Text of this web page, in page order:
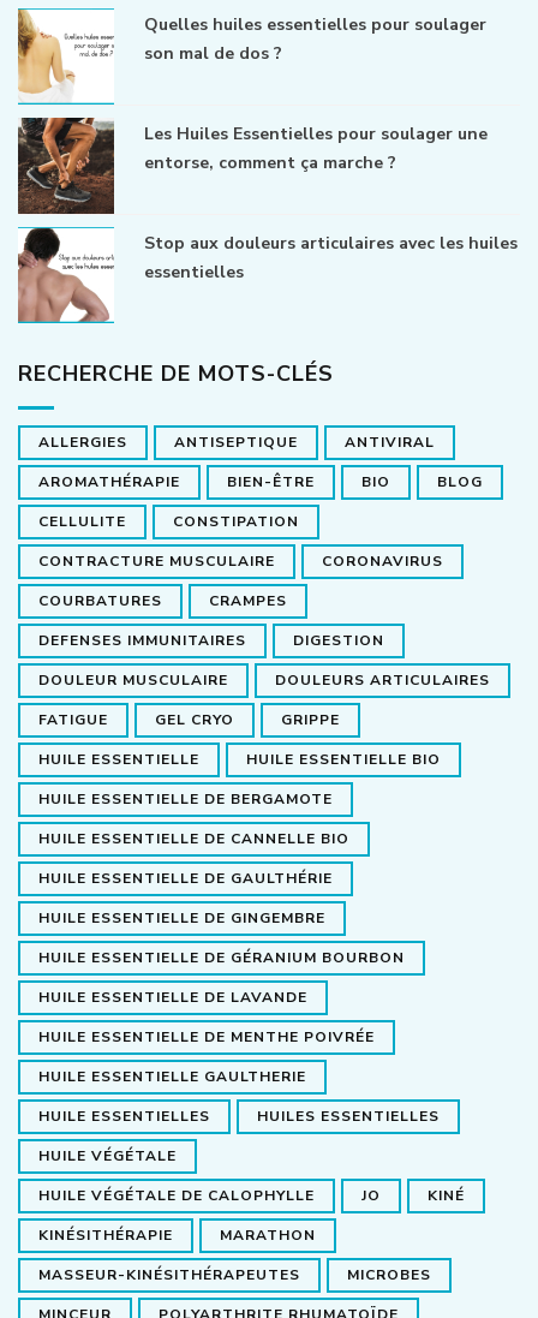
Quelles huiles essentielles pour soulager
son mal de dos ?
Les Huiles Essentielles pour soulager une
entorse, comment ça marche ?
Stop aux douleurs articulaires avec les huiles
essentielles
RECHERCHE DE MOTS-CLÉS
ALLERGIES ANTISEPTIQUE ANTIVIRAL
AROMATHÉRAPIE BIEN-ÊTRE BIO BLOG
CELLULITE CONSTIPATION
CONTRACTURE MUSCULAIRE CORONAVIRUS
COURBATURES CRAMPES
DEFENSES IMMUNITAIRES DIGESTION
DOULEUR MUSCULAIRE DOULEURS ARTICULAIRES
FATIGUE GEL CRYO GRIPPE
HUILE ESSENTIELLE HUILE ESSENTIELLE BIO
HUILE ESSENTIELLE DE BERGAMOTE
HUILE ESSENTIELLE DE CANNELLE BIO
HUILE ESSENTIELLE DE GAULTHÉRIE
HUILE ESSENTIELLE DE GINGEMBRE
HUILE ESSENTIELLE DE GÉRANIUM BOURBON
HUILE ESSENTIELLE DE LAVANDE
HUILE ESSENTIELLE DE MENTHE POIVRÉE
HUILE ESSENTIELLE GAULTHERIE
HUILE ESSENTIELLES HUILES ESSENTIELLES
HUILE VÉGÉTALE
HUILE VÉGÉTALE DE CALOPHYLLE JO KINÉ
KINÉSITHÉRAPIE MARATHON
MASSEUR-KINÉSITHÉRAPEUTES MICROBES